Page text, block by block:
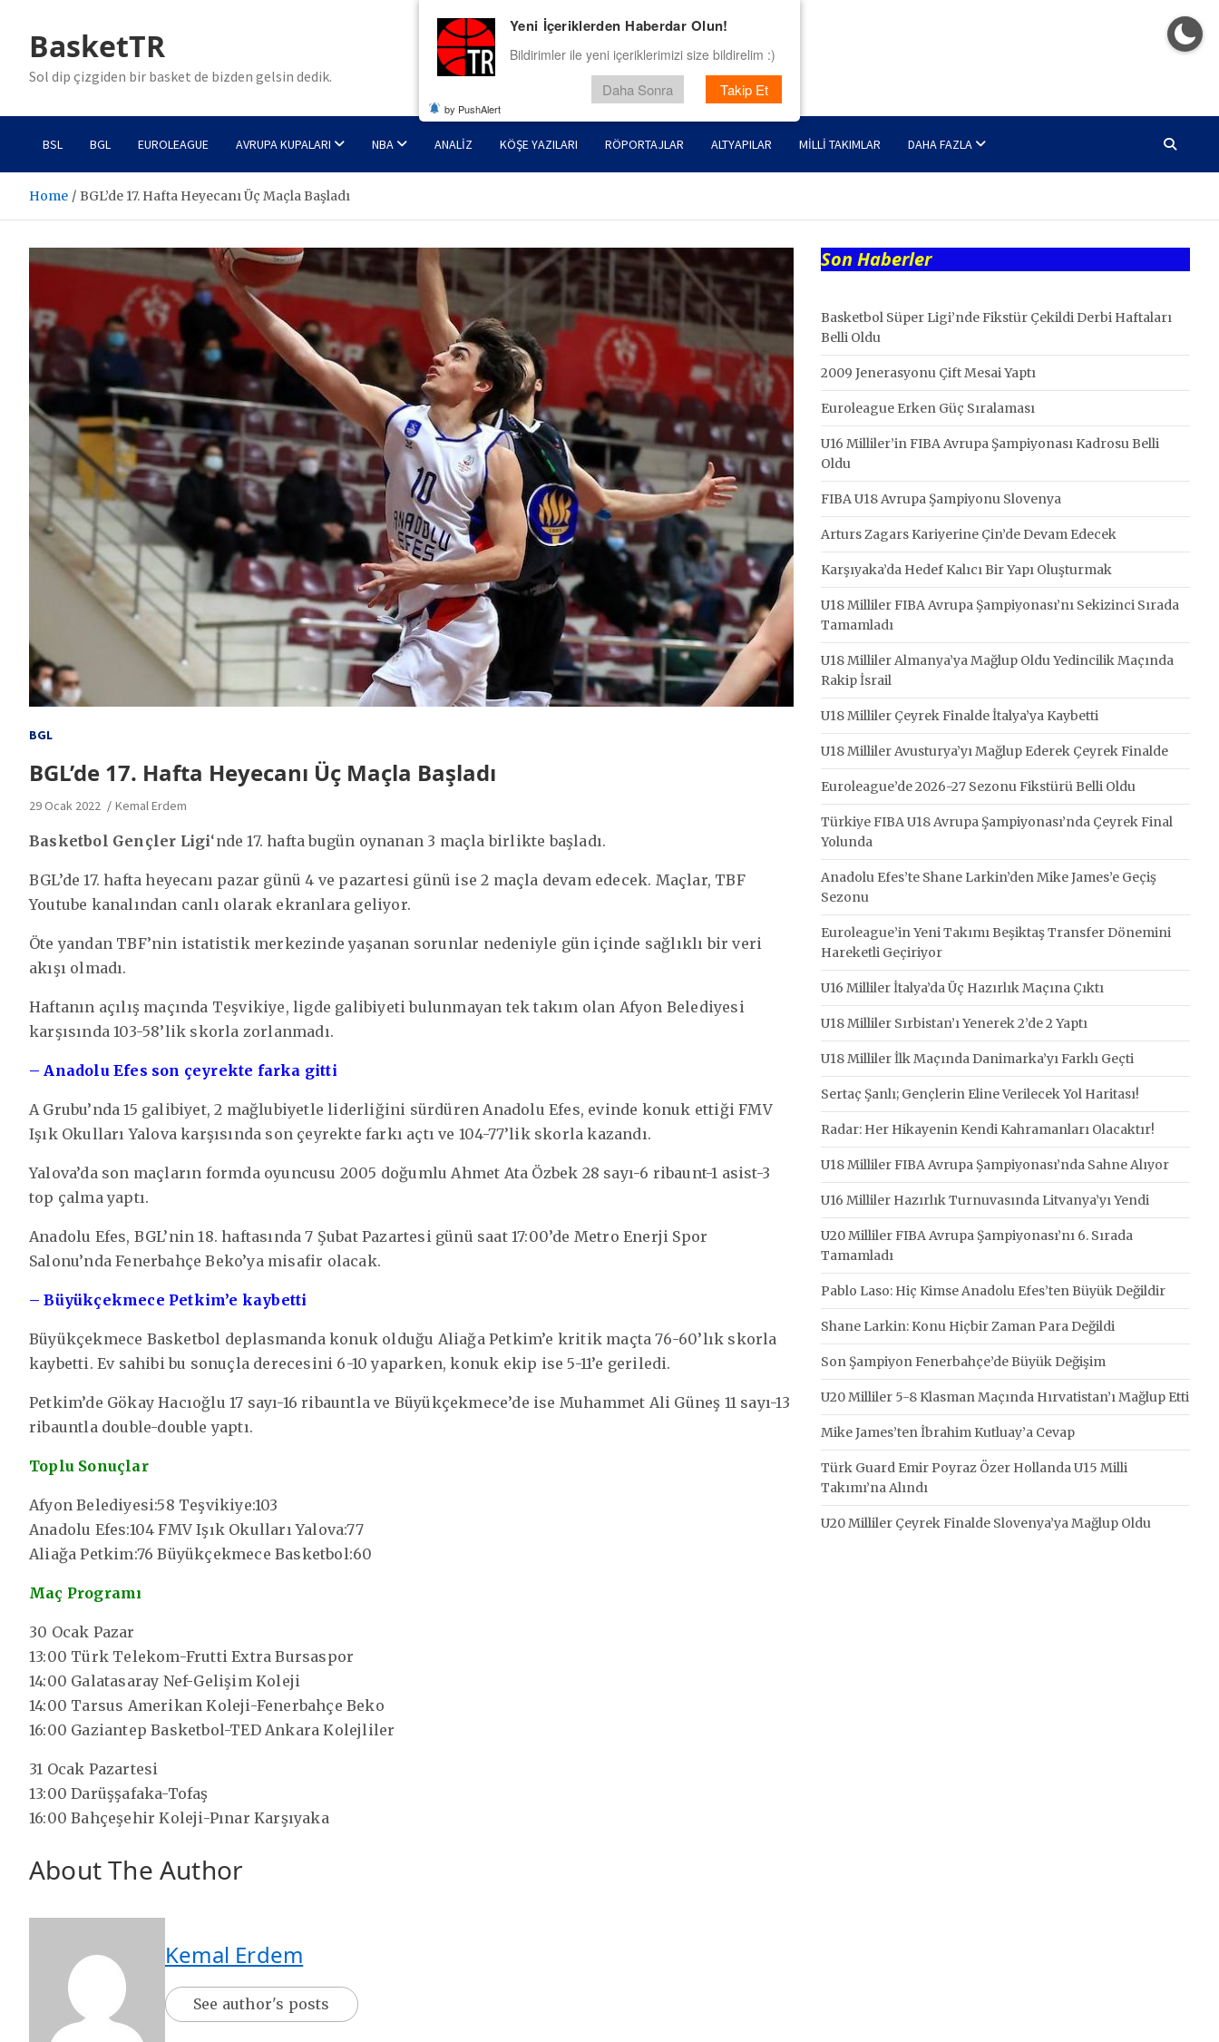
contentBasketTR
Sol dip çizgiden bir basket de bizden gelsin dedik.
BSL BGL EUROLEAGUE AVRUPA KUPALARI NBA ANALIZ KÖŞE YAZILARI RÖPORTAJLAR ALTYAPILAR MILLI TAKIMLAR DAHA FAZLA
Home BGL’de 17. Hafta Heyecanı Üç Maçla Başladı
BGL
BGL’de 17. Hafta Heyecanı Üç Maçla Başladı
29 Ocak 2022 Kemal Erdem
Basketbol Gençler Ligi‘nde 17. hafta bugün oynanan 3 maçla birlikte başladı.
BGL’de 17. hafta heyecanı pazar günü 4 ve pazartesi günü ise 2 maçla devam edecek. Maçlar, TBF
Youtube kanalından canlı olarak ekranlara geliyor.
Öte yandan TBF’nin istatistik merkezinde yaşanan sorunlar nedeniyle gün içinde sağlıklı bir veri
akışı olmadı.
Haftanın açılış maçında Teşvikiye, ligde galibiyeti bulunmayan tek takım olan Afyon Belediyesi
karşısında 103-58’lik skorla zorlanmadı.
– Anadolu Efes son çeyrekte farka gitti
A Grubu’nda 15 galibiyet, 2 mağlubiyetle liderliğini sürdüren Anadolu Efes, evinde konuk ettiği FMV
Işık Okulları Yalova karşısında son çeyrekte farkı açtı ve 104-77’lik skorla kazandı.
Yalova’da son maçların formda oyuncusu 2005 doğumlu Ahmet Ata Özbek 28 sayı-6 ribaunt-1 asist-3
top çalma yaptı.
Anadolu Efes, BGL’nin 18. haftasında 7 Şubat Pazartesi günü saat 17:00’de Metro Enerji Spor
Salonu’nda Fenerbahçe Beko’ya misafir olacak.
– Büyükçekmece Petkim’e kaybetti
Büyükçekmece Basketbol deplasmanda konuk olduğu Aliağa Petkim’e kritik maçta 76-60’lık skorla
kaybetti. Ev sahibi bu sonuçla derecesini 6-10 yaparken, konuk ekip ise 5-11’e geriledi.
Petkim’de Gökay Hacıoğlu 17 sayı-16 ribauntla ve Büyükçekmece’de ise Muhammet Ali Güneş 11 sayı-13
ribauntla double-double yaptı.
Toplu Sonuçlar
Afyon Belediyesi:58 Teşvikiye:103
Anadolu Efes:104 FMV Işık Okulları Yalova:77
Aliağa Petkim:76 Büyükçekmece Basketbol:60
Maç Programı
30 Ocak Pazar
13:00 Türk Telekom-Frutti Extra Bursaspor
14:00 Galatasaray Nef-Gelişim Koleji
14:00 Tarsus Amerikan Koleji-Fenerbahçe Beko
16:00 Gaziantep Basketbol-TED Ankara Kolejliler
31 Ocak Pazartesi
13:00 Darüşşafaka-Tofaş
16:00 Bahçeşehir Koleji-Pınar Karşıyaka
About The Author
Kemal Erdem
See author's posts
Son Haberler
Basketbol Süper Ligi’nde Fikstür Çekildi Derbi Haftaları
Belli Oldu
2009 Jenerasyonu Çift Mesai Yaptı
Euroleague Erken Güç Sıralaması
U16 Milliler’in FIBA Avrupa Şampiyonası Kadrosu Belli
Oldu
FIBA U18 Avrupa Şampiyonu Slovenya
Arturs Zagars Kariyerine Çin’de Devam Edecek
Karşıyaka’da Hedef Kalıcı Bir Yapı Oluşturmak
U18 Milliler FIBA Avrupa Şampiyonası’nı Sekizinci Sırada
Tamamladı
U18 Milliler Almanya’ya Mağlup Oldu Yedincilik Maçında
Rakip İsrail
U18 Milliler Çeyrek Finalde İtalya’ya Kaybetti
U18 Milliler Avusturya’yı Mağlup Ederek Çeyrek Finalde
Euroleague’de 2026-27 Sezonu Fikstürü Belli Oldu
Türkiye FIBA U18 Avrupa Şampiyonası’nda Çeyrek Final
Yolunda
Anadolu Efes’te Shane Larkin’den Mike James’e Geçiş
Sezonu
Euroleague’in Yeni Takımı Beşiktaş Transfer Dönemini
Hareketli Geçiriyor
U16 Milliler İtalya’da Üç Hazırlık Maçına Çıktı
U18 Milliler Sırbistan’ı Yenerek 2’de 2 Yaptı
U18 Milliler İlk Maçında Danimarka’yı Farklı Geçti
Sertaç Şanlı; Gençlerin Eline Verilecek Yol Haritası!
Radar: Her Hikayenin Kendi Kahramanları Olacaktır!
U18 Milliler FIBA Avrupa Şampiyonası’nda Sahne Alıyor
U16 Milliler Hazırlık Turnuvasında Litvanya’yı Yendi
U20 Milliler FIBA Avrupa Şampiyonası’nı 6. Sırada
Tamamladı
Pablo Laso: Hiç Kimse Anadolu Efes’ten Büyük Değildir
Shane Larkin: Konu Hiçbir Zaman Para Değildi
Son Şampiyon Fenerbahçe’de Büyük Değişim
U20 Milliler 5-8 Klasman Maçında Hırvatistan’ı Mağlup Etti
Mike James’ten İbrahim Kutluay’a Cevap
Türk Guard Emir Poyraz Özer Hollanda U15 Milli
Takımı’na Alındı
U20 Milliler Çeyrek Finalde Slovenya’ya Mağlup Oldu
Yeni İçeriklerden Haberdar Olun!
Bildirimler ile yeni içeriklerimizi size bildirelim :)
Daha Sonra Takip Et
by PushAlert